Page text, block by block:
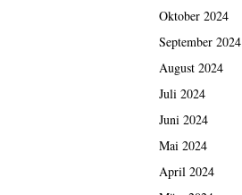
Oktober 2024
September 2024
August 2024
Juli 2024
Juni 2024
Mai 2024
April 2024